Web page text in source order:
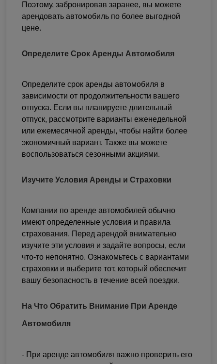
Поэтому, забронировав заранее, вы можете
арендовать автомобиль по более выгодной
цене.
Определите Срок Аренды Автомобиля
Определите срок аренды автомобиля в
зависимости от продолжительности вашего
отпуска. Если вы планируете длительный
отпуск, рассмотрите варианты еженедельной
или ежемесячной аренды, чтобы найти более
экономичный вариант. Также вы можете
воспользоваться сезонными акциями.
Изучите Условия Аренды и Страховки
Компании по аренде автомобилей обычно
имеют определенные условия и правила
страхования. Перед арендой внимательно
изучите эти условия и задайте вопросы, если
что-то непонятно. Ознакомьтесь с вариантами
страховки и выберите тот, который обеспечит
вашу безопасность в течение всей поездки.
На Что Обратить Внимание При Аренде
Автомобиля
- При аренде автомобиля важно проверить его